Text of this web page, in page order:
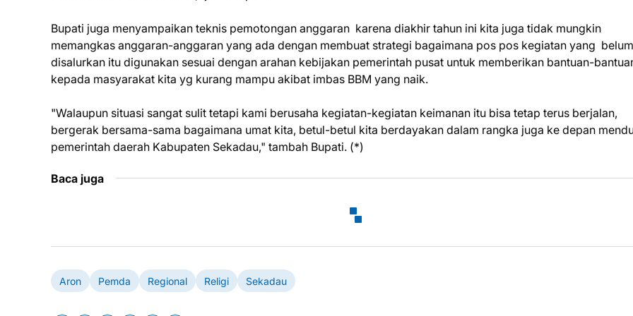
Bupati juga menyampaikan teknis pemotongan anggaran karena diakhir tahun ini kita juga tidak mungkin
memangkas anggaran-anggaran yang ada dengan membuat strategi bagaimana pos pos kegiatan yang belum
disalurkan itu digunakan sesuai dengan arahan kebijakan pemerintah pusat untuk memberikan bantuan-
kepada masyarakat kita yg kurang mampu akibat imbas BBM yang naik.
"Walaupun situasi sangat sulit tetapi kami berusaha kegiatan-kegiatan keimanan itu bisa tetap terus berjalan,
bergerak bersama-sama bagaimana umat kita, betul-betul kita berdayakan dalam rangka juga ke depan
pemerintah daerah Kabupaten Sekadau," tambah Bupati. (*)
Baca juga
Aron Pemda Regional Religi Sekadau